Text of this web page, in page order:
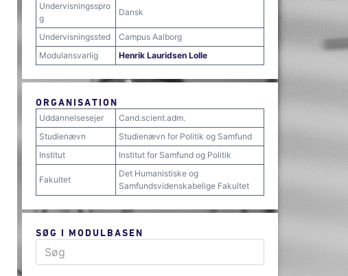
Undervisningsspro
g
Dansk
Undervisningssted
Campus Aalborg
Modulansvarlig
Henrik Lauridsen Lolle
ORGANISATION
Uddannelsesejer
Cand.scient.adm.
Studienævn
Studienævn for Politik og Samfund
Institut
Institut for Samfund og Politik
Fakultet
Det Humanistiske og
Samfundsvidenskabelige Fakultet
SØG I MODULBASEN